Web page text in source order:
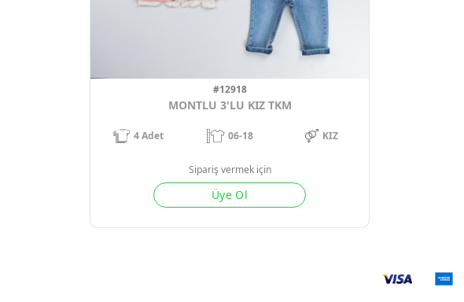
#12918
MONTLU 3'LU KIZ TKM
4Adet 06-18 KIZ
Sipariş vermek için
Üye Ol